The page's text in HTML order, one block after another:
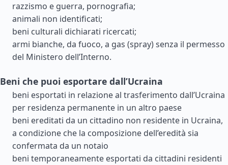
razzismo e guerra, pornografia;
animali non identificati;
beni culturali dichiarati ricercati;
armi bianche, da fuoco, a gas (spray) senza il permesso
del Ministero dell’Interno.
Beni che puoi esportare dall’Ucraina
beni esportati in relazione al trasferimento dall’Ucraina
per residenza permanente in un altro paese
beni ereditati da un cittadino non residente in Ucraina,
a condizione che la composizione dell’eredità sia
confermata da un notaio
beni temporaneamente esportati da cittadini residenti